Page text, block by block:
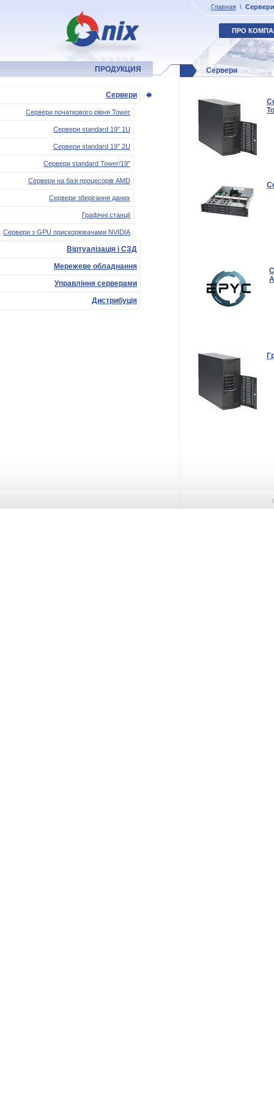
Главная \ Сервери
ПРО
Сервери
ПРОДУКЦИЯ
Сервери
Сервери початкового рівня Tower
Сервери standard 19'' 1U
Сервери standard 19'' 2U
Сервери standard Tower/19''
Сервери на базі процесорів AMD
Сервери зберігання даних
Графічні станції
Сервери з GPU прискорювачами NVIDIA
Віртуалізація і СЗД
Мережеве обладнання
Управління серверами
Дистрибуція